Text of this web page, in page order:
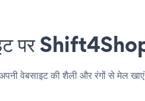
Shift4Shop
वेबसाइट की शैली और रंगों से मेल